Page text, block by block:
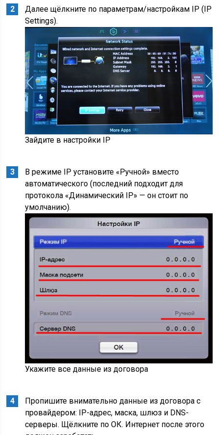
Далее щёлкните по параметрам/настройкам IP (IP
Settings).
Зайдите в настройки IP
В режиме IP установите «Ручной» вместо
автоматического (последний подходит для
протокола «Динамический IP» — он стоит по
умолчанию).
Укажите все данные из договора
Пропишите внимательно данные из договора с
провайдером: IP-адрес, маска, шлюз и DNS-
серверы. Щёлкните по ОК. Интернет после этого